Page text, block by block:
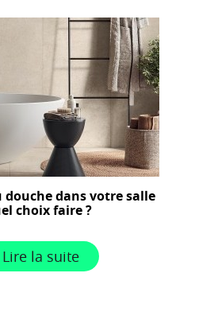
douche dans votre salle
choix faire ?
Lire la suite